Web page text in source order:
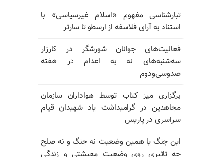
تبارشناسی مفهوم «اسلام غیرسیاسی» با
استناد به آرای فلاسفه از ارسطو تا سارتر
فعالیت‌های جوانان شورشگر در کارزار
سه‌شنبه‌های نه به اعدام در هفته
صدوسی‌و‌دوم
برگزاری میز کتاب توسط هواداران سازمان
مجاهدین در گرامیداشت یاد شهیدان قیام
سراسری در پاریس
این جنگ یا همین وضعیت نه جنگ و نه صلح
چه تاثیری روی وضعیت معیشتی و زندگی